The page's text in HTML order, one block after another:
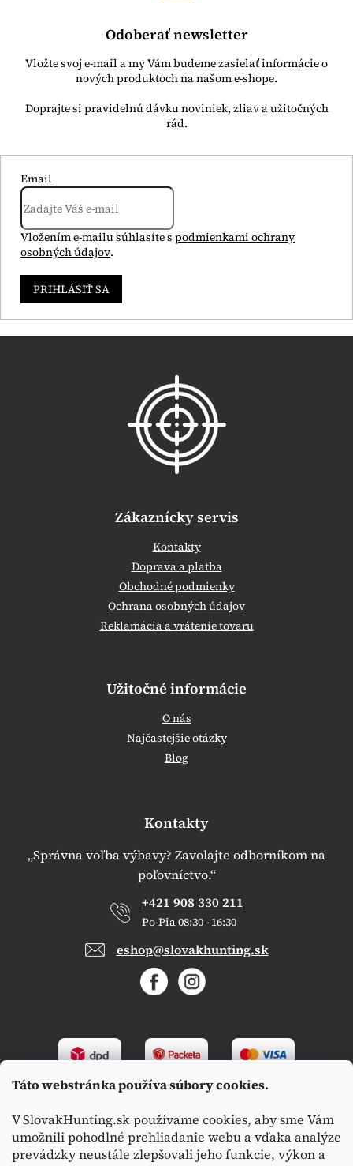
Táto webstránka používa súbory cookies.
V SlovakHunting.sk používame cookies, aby sme Vám
umožnili pohodlné prehliadanie webu a vďaka analýze
prevádzky neustále zlepšovali jeho funkcie, výkon a
Odoberať newsletter
Vložte svoj e-mail a my Vám budeme zasielať informácie o
nových produktoch na našom e-shope.
Email
Vložením e-mailu súhlasíte s podmienkami ochrany
osobných údajov.
PRIHLÁSIŤ SA
Zákaznícky servis
Kontakty
Doprava a platba
Obchodné podmienky
Ochrana osobných údajov
Reklamácia a vrátenie tovaru
Užitočné informácie
O nás
Najčastejšie otázky
Blog
Kontakty
„Správna voľba výbavy? Zavolajte odborníkom na
poľovníctvo.“
+421 908 330 211
Po-Pia 08:30 - 16:30
eshop@slovakhunting.sk